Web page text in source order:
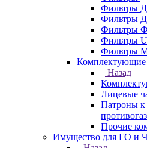
Фильтры
Фильтры
Фильтры
Фильтры
Фильтры
Комплектующие
Назад
Лицевые
Патроны
Прочие
Имущество для ГО и